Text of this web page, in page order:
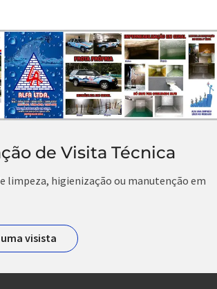
de Visita Técnica
limpeza, higienização ou manutenção em
visista